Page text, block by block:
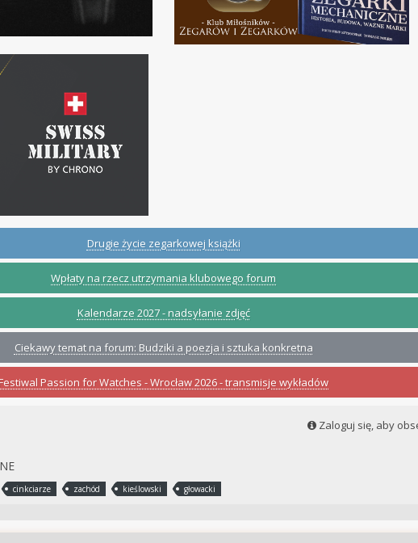
Drugie życie zegarkowej książki
Wpłaty na rzecz utrzymania klubowego forum
Kalendarze 2027 - nadsyłanie zdjęć
Ciekawy temat na forum: Budziki a poezja i sztuka konkretna
Passion for Watches - Wrocław 2026 - transmisje wykładów
Zaloguj się, aby
cinkciarze zachód kieślowski głowacki